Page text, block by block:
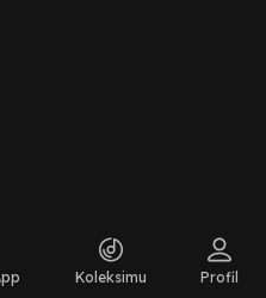
Koleksimu Profil